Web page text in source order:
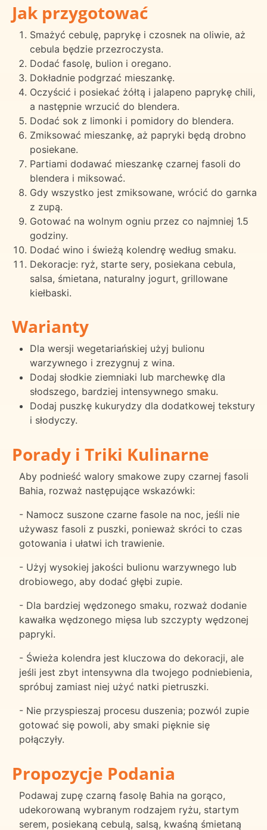
Jak przygotować
Smażyć cebulę, paprykę i czosnek na oliwie, aż
cebula będzie przezroczysta.
Dodać fasolę, bulion i oregano.
Dokładnie podgrzać mieszankę.
Oczyścić i posiekać żółtą i jalapeno paprykę chili,
a następnie wrzucić do blendera.
Dodać sok z limonki i pomidory do blendera.
Zmiksować mieszankę, aż papryki będą drobno
posiekane.
Partiami dodawać mieszankę czarnej fasoli do
blendera i miksować.
Gdy wszystko jest zmiksowane, wrócić do garnka
z zupą.
Gotować na wolnym ogniu przez co najmniej 1.5
godziny.
Dodać wino i świeżą kolendrę według smaku.
Dekoracje: ryż, starte sery, posiekana cebula,
salsa, śmietana, naturalny jogurt, grillowane
kiełbaski.
Warianty
Dla wersji wegetariańskiej użyj bulionu
warzywnego i zrezygnuj z wina.
Dodaj słodkie ziemniaki lub marchewkę dla
słodszego, bardziej intensywnego smaku.
Dodaj puszkę kukurydzy dla dodatkowej tekstury
i słodyczy.
Porady i Triki Kulinarne
Aby podnieść walory smakowe zupy czarnej fasoli
Bahia, rozważ następujące wskazówki:
- Namocz suszone czarne fasole na noc, jeśli nie
używasz fasoli z puszki, ponieważ skróci to czas
gotowania i ułatwi ich trawienie.
- Użyj wysokiej jakości bulionu warzywnego lub
drobiowego, aby dodać głębi zupie.
- Dla bardziej wędzonego smaku, rozważ dodanie
kawałka wędzonego mięsa lub szczypty wędzonej
papryki.
- Świeża kolendra jest kluczowa do dekoracji, ale
jeśli jest zbyt intensywna dla twojego podniebienia,
spróbuj zamiast niej użyć natki pietruszki.
- Nie przyspieszaj procesu duszenia; pozwól zupie
gotować się powoli, aby smaki pięknie się
połączyły.
Propozycje Podania
Podawaj zupę czarną fasolę Bahia na gorąco,
udekorowaną wybranym rodzajem ryżu, startym
serem, posiekaną cebulą, salsą, kwaśną śmietaną